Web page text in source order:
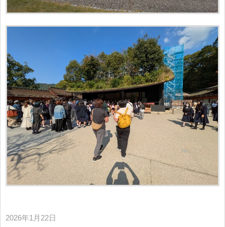
2026年1月22日